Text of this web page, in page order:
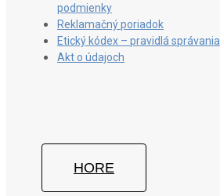
podmienky
Reklamačný poriadok
Etický kódex – pravidlá správania
Akt o údajoch
HORE